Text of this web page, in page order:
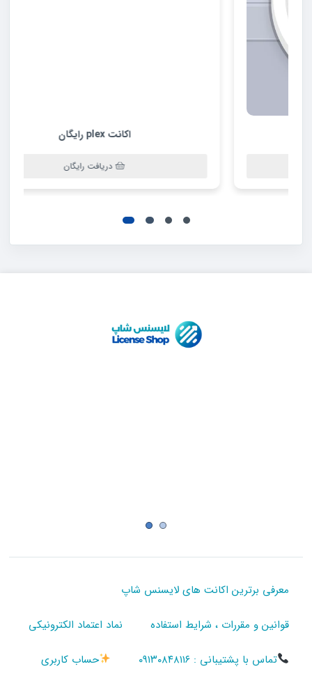
معرفی برترین اکانت های لایسنس شاپ
قوانین و مقررات ، شرایط استفاده نماد اعتماد الکترونیکی
تماس با پشتیبانی : ۰۹۱۳۰۸۴۸۱۱۶ حساب کاربری